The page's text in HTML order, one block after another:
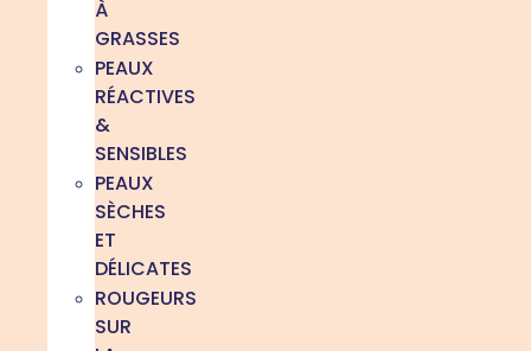
À
GRASSES
PEAUX
RÉACTIVES
&
SENSIBLES
PEAUX
SÈCHES
ET
DÉLICATES
ROUGEURS
SUR